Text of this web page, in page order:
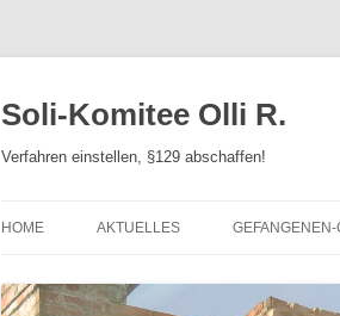
Soli-Komitee Olli R.
Verfahren einstellen, §129 abschaffen!
HOME AKTUELLES